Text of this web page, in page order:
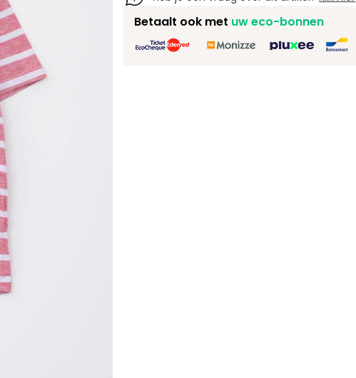
Betaalt ook met uw eco-bonnen